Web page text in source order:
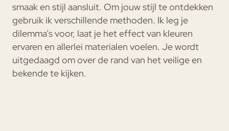
smaak en stijl aansluit. Om jouw stijl te ontdekken
gebruik ik verschillende methoden. Ik leg je
dilemma’s voor, laat je het effect van kleuren
ervaren en allerlei materialen voelen. Je wordt
uitgedaagd om over de rand van het veilige en
bekende te kijken.